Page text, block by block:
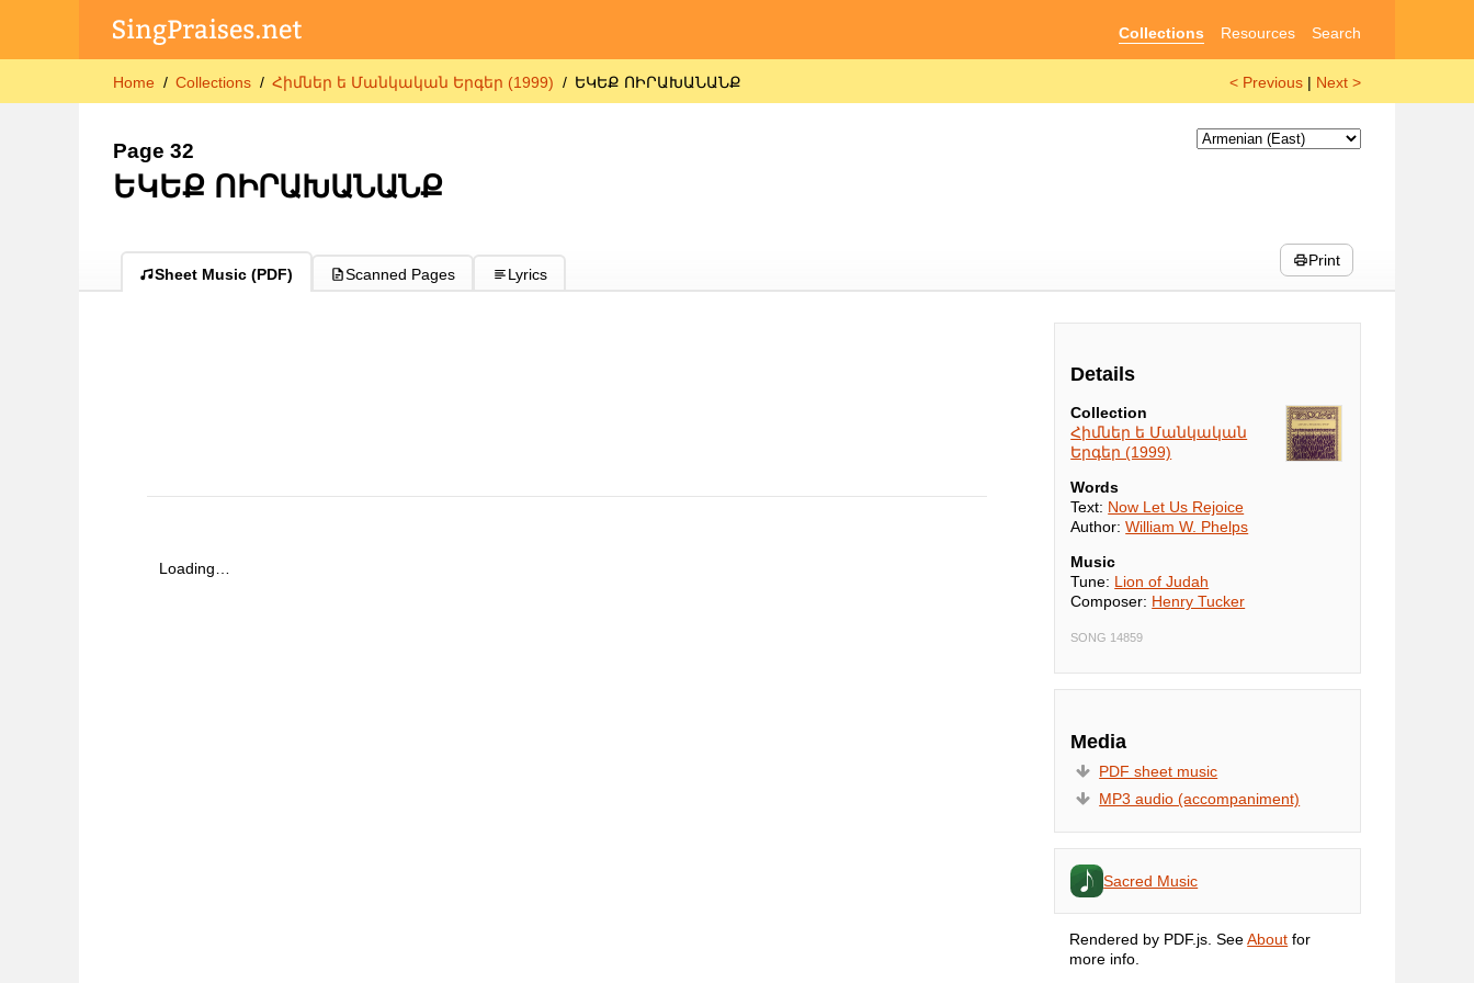
Collections Resources Search
Home Collections Հիմներ ե Մանկական Երգեր (1999) ԵԿԵՔ ՈԻՐԱԽԱՆԱՆՔ < Previous | Next >
Page 32
ԵԿԵՔ ՈԻՐԱԽԱՆԱՆՔ
Sheet Music (PDF) Scanned Pages Lyrics
Print
Loading…
Details
Collection
Հիմներ ե Մանկական
Երգեր (1999)
Words
Text: Now Let Us Rejoice
Author:William W. Phelps
Music
Tune: Lion of Judah
Composer: Henry Tucker
SONG 14859
Media
PDF sheet music
MP3 audio (accompaniment)
Sacred Music
Rendered by PDF.js. SeeAbout for
more info.